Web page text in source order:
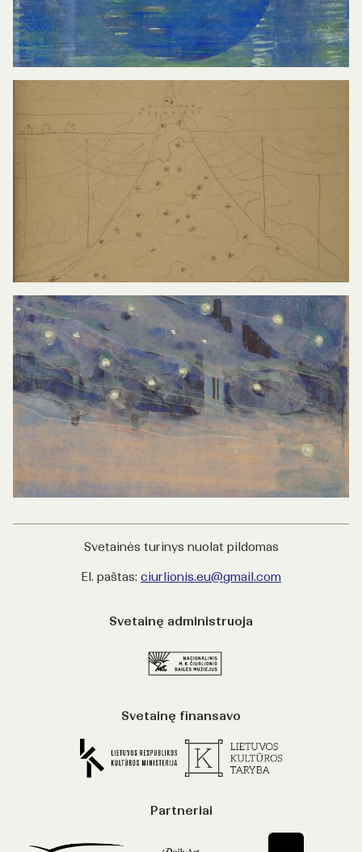
Svetainės turinys nuolat pildomas
El. paštas: ciurlionis.eu@gmail.com
Svetainę administruoja
Svetainę finansavo
Partneriai